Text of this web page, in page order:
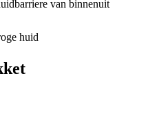
van binnenuit
huid